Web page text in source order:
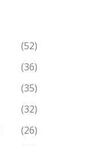
(52)
(36)
(35)
(32)
(26)